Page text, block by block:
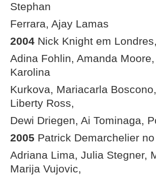
Stephan
Ferrara, Ajay Lamas
2004 Nick Knight em
Adina Fohlin, Amanda
Karolina
Kurkova, Mariacarla
Liberty Ross,
Dewi Driegen, Ai Tominaga,
2005 Patrick Demarchelier
Adriana Lima, Julia Stegner,
Marija Vujovic,